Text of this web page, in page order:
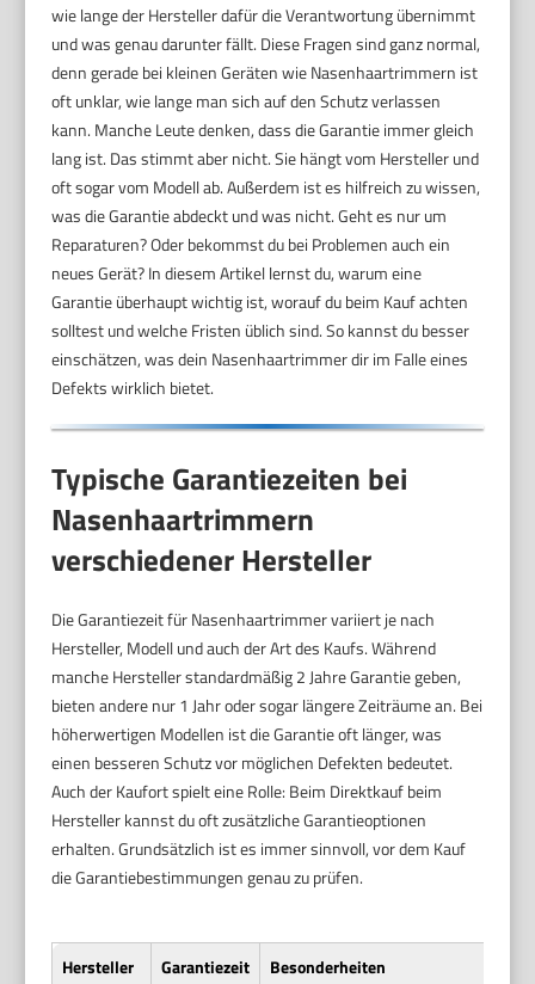
wie lange der Hersteller dafür die Verantwortung übernimmt
und was genau darunter fällt. Diese Fragen sind ganz normal,
denn gerade bei kleinen Geräten wie Nasenhaartrimmern ist
oft unklar, wie lange man sich auf den Schutz verlassen
kann. Manche Leute denken, dass die Garantie immer gleich
lang ist. Das stimmt aber nicht. Sie hängt vom Hersteller und
oft sogar vom Modell ab. Außerdem ist es hilfreich zu wissen,
was die Garantie abdeckt und was nicht. Geht es nur um
Reparaturen? Oder bekommst du bei Problemen auch ein
neues Gerät? In diesem Artikel lernst du, warum eine
Garantie überhaupt wichtig ist, worauf du beim Kauf achten
solltest und welche Fristen üblich sind. So kannst du besser
einschätzen, was dein Nasenhaartrimmer dir im Falle eines
Defekts wirklich bietet.
Typische Garantiezeiten bei
Nasenhaartrimmern
verschiedener Hersteller
Die Garantiezeit für Nasenhaartrimmer variiert je nach
Hersteller, Modell und auch der Art des Kaufs. Während
manche Hersteller standardmäßig 2 Jahre Garantie geben,
bieten andere nur 1 Jahr oder sogar längere Zeiträume an. Bei
höherwertigen Modellen ist die Garantie oft länger, was
einen besseren Schutz vor möglichen Defekten bedeutet.
Auch der Kaufort spielt eine Rolle: Beim Direktkauf beim
Hersteller kannst du oft zusätzliche Garantieoptionen
erhalten. Grundsätzlich ist es immer sinnvoll, vor dem Kauf
die Garantiebestimmungen genau zu prüfen.
Hersteller Garantiezeit
Besonderheiten